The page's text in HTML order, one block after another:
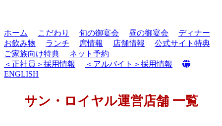
ホーム こだわり 旬の御宴会 昼の御宴会
ディナー
お飲み物
ランチ 席情報 店舗情報
公式サイト特典
ご家族向け特典
ネット予約
＜正社員＞採用情報
＜アルバイト＞採用情報
ENGLISH
サン・ロイヤル運営店舗 一覧